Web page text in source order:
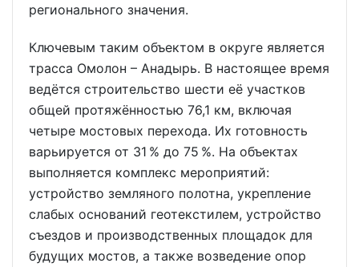
регионального значения.
Ключевым таким объектом в округе является
трасса Омолон – Анадырь. В настоящее время
ведётся строительство шести её участков
общей протяжённостью 76,1 км, включая
четыре мостовых перехода. Их готовность
варьируется от 31 % до 75 %. На объектах
выполняется комплекс мероприятий:
устройство земляного полотна, укрепление
слабых оснований геотекстилем, устройство
съездов и производственных площадок для
будущих мостов, а также возведение опор